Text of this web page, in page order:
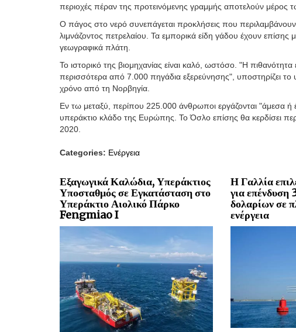
περιοχές πέραν της προτεινόμενης γραμμής αποτελούν
Ο πάγος στο νερό συνεπάγεται προκλήσεις που
λιμνάζοντος πετρελαίου. Τα εμπορικά είδη γάδου έχουν
γεωγραφικά πλάτη.
Το ιστορικό της βιομηχανίας είναι καλό, ωστόσο. "Η πιθανότητα
περισσότερα από 7.000 πηγάδια εξερεύνησης", υποστηρίζει
χρόνο από τη Νορβηγία.
Εν τω μεταξύ, περίπου 225.000 άνθρωποι εργάζονται "άμεσα
υπεράκτιο κλάδο της Ευρώπης. Το Όσλο επίσης θα κερδίσει
2020.
Categories: Ενέργεια
Εξαγωγικά Καλώδια, Υπεράκτιος
Υποσταθμός σε Εγκατάσταση στο
Υπεράκτιο Αιολικό Πάρκο
Fengmiao I
Η Γαλλία
για
δολαρίων σε
ενέργεια